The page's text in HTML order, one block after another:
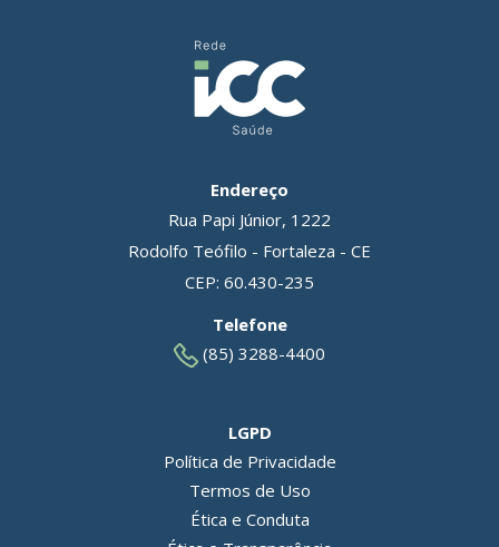
Endereço
Rua Papi Júnior, 1222
Rodolfo Teófilo - Fortaleza - CE
CEP: 60.430-235
Telefone
(85) 3288-4400
LGPD
Política de Privacidade
Termos de Uso
Ética e Conduta